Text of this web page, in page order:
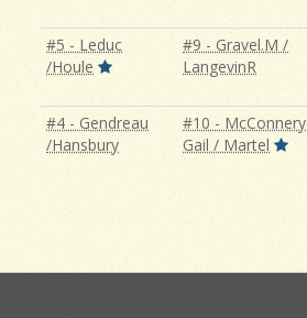
#5 - Leduc
/Houle
#9 - Gravel.M /
LangevinR
#4 - Gendreau
/Hansbury
#10 - McConnery
Gail / Martel